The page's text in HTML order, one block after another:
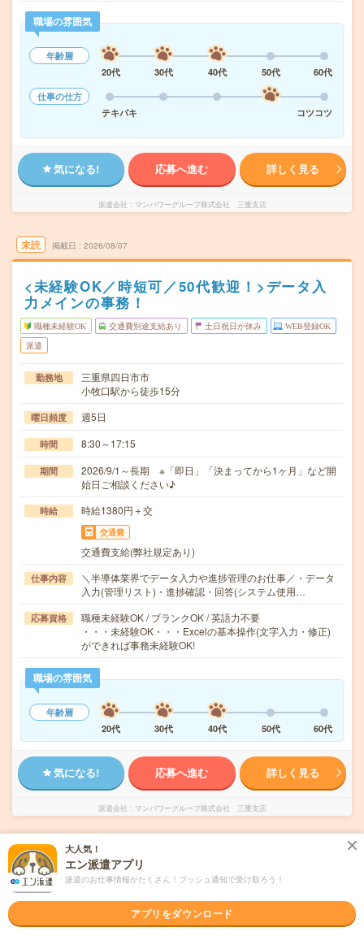
職場の雰囲気
年齢層
20代
30代 40代 50代
60代
仕事の仕方
テキパキ
コツコツ
気になる! 応募へ進む 詳しく見る
派遣会社 マンパワーグループ株式会社 三重支店
未読 掲載日 2026/08/07
<未経験OK／時短可／50代歓迎！>データ入
力メインの事務！
職種未経験OK 交通費別途支給あり 土日祝日が休み WEB登録OK
派遣
勤務地
三重県四日市市
小牧口駅から徒歩15分
曜日頻度 週5日
時間 8:30～17:15
期間
2026/9/1～長期 ※「即日」「決まってから1ヶ月」など開
始日ご相談ください♪
時給 時給1380円＋交
交通費
交通費支給(弊社規定あり)
仕事内容
＼半導体業界でデータ入力や進捗管理のお仕事／・データ
入力(管理リスト)・進捗確認・回答(システム使用…
応募資格
職種未経験OK / ブランクOK / 英語力不要
・・・未経験OK・・・Excelの基本操作(文字入力・修正)
ができれば事務未経験OK!
職場の雰囲気
年齢層
20代
30代 40代 50代 60代
気になる! 応募へ進む 詳しく見る
派遣会社 マンパワーグループ株式会社 三重支店
未読 掲載日 2026/08/07
未経験OK！【コツコツ】津で一般事務
職種未経験OK 交通費別途支給あり 土日祝日が休み WEB登録OK
大人気！
エン派遣アプリ
派遣のお仕事情報がたくさん！プッシュ通知で受け取ろう！
アプリをダウンロード